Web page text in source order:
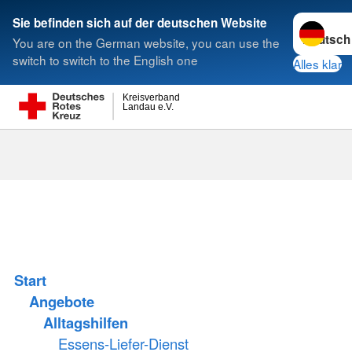
Sie befinden sich auf der deutschen Website
You are on the German website, you can use the
switch to switch to the English one
Sprache
Alles klar
Landau e.V.
Kreisverband
Suche
Start
Angebote
Alltagshilfen
Essens-Liefer-Dienst